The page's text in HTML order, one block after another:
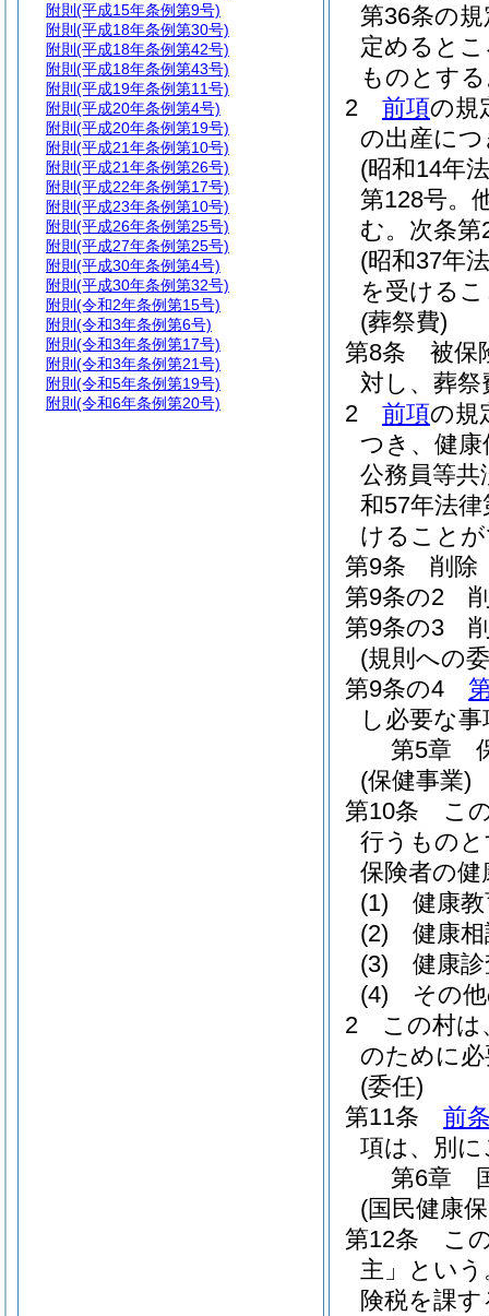
第36条の
定めると
ものとす
2
前項の規
の出産に
(昭和14年
第128号。
む。次条
(昭和37年
を受ける
(葬祭費)
第8条
被保
対し、葬
2
前項の規
つき、健康
公務員等共
和57年法律
けること
第9条
削除
第9条の2
第9条の3
(規則への
第9条の4
し必要な
第5章
(保健事業)
第10条
こ
行うもの
保険者の
(1)
健康
(2)
健康
(3)
健康
(4)
その
2
この村は
のために
(委任)
第11条
前
項は、別
第6章
(国民健康
第12条
こ
主」という
険税を課す
附則 (平成15年条例第9号)
附則 (平成18年条例第30号)
附則 (平成18年条例第42号)
附則 (平成18年条例第43号)
附則 (平成19年条例第11号)
附則 (平成20年条例第4号)
附則 (平成20年条例第19号)
附則 (平成21年条例第10号)
附則 (平成21年条例第26号)
附則 (平成22年条例第17号)
附則 (平成23年条例第10号)
附則 (平成26年条例第25号)
附則 (平成27年条例第25号)
附則 (平成30年条例第4号)
附則 (平成30年条例第32号)
附則 (令和2年条例第15号)
附則 (令和3年条例第6号)
附則 (令和3年条例第17号)
附則 (令和3年条例第21号)
附則 (令和5年条例第19号)
附則 (令和6年条例第20号)